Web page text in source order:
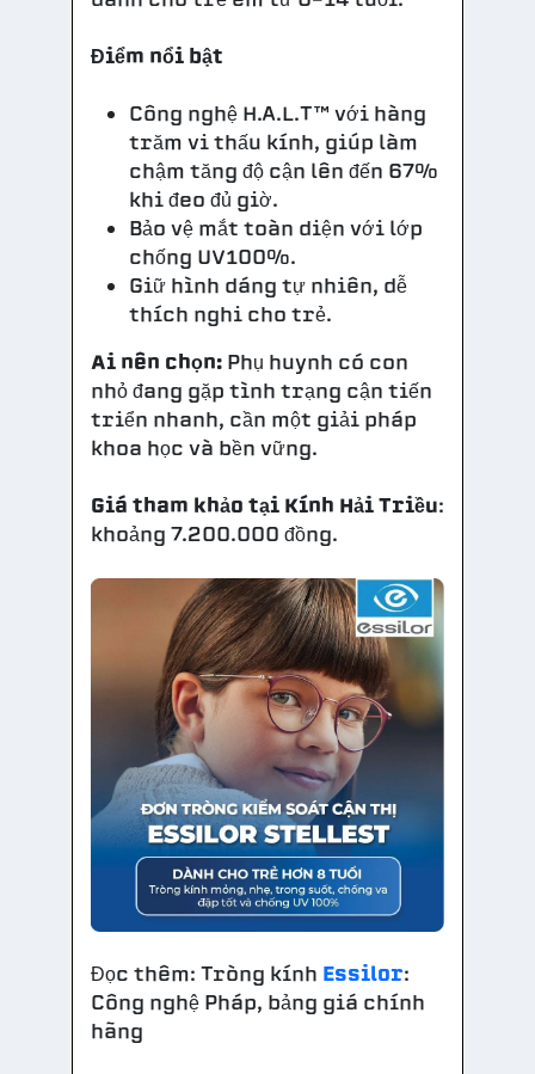
Điểm nổi bật
Công nghệ H.A.L.T™ với hàng
trăm vi thấu kính, giúp làm
chậm tăng độ cận lên đến 67%
khi đeo đủ giờ.
Bảo vệ mắt toàn diện với lớp
chống UV100%.
Giữ hình dáng tự nhiên, dễ
thích nghi cho trẻ.
Ai nên chọn: Phụ huynh có con
nhỏ đang gặp tình trạng cận tiến
triển nhanh, cần một giải pháp
khoa học và bền vững.
Giá tham khảo tại Kính Hải Triều:
khoảng 7.200.000 đồng.
Đọc thêm: Tròng kính Essilor:
Công nghệ Pháp, bảng giá chính
hãng